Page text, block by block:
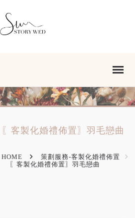
〖客製化婚禮佈置〗羽毛戀曲
HOME
策劃服務-客製化婚禮佈置
〖客製化婚禮佈置〗羽毛戀曲